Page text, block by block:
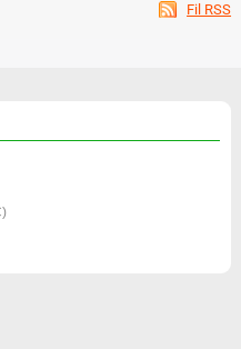
Fil RSS